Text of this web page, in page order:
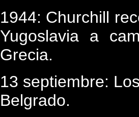
1944: Churchill
Yugoslavia a
Grecia.
13 septiembre:
Belgrado.